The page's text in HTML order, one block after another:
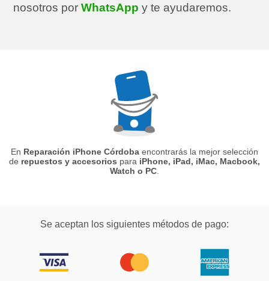
nosotros porWhatsApp y te ayudaremos.
En Reparación iPhone Córdoba encontrarás la mejor selección
de repuestos y accesorios para iPhone, iPad, iMac, Macbook,
Watch o PC
Se aceptan los siguientes métodos de pago: